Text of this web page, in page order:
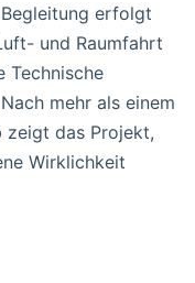
erfolgt
und Raumfahrt
Technische
mehr als einem
zeigt das Projekt,
Wirklichkeit